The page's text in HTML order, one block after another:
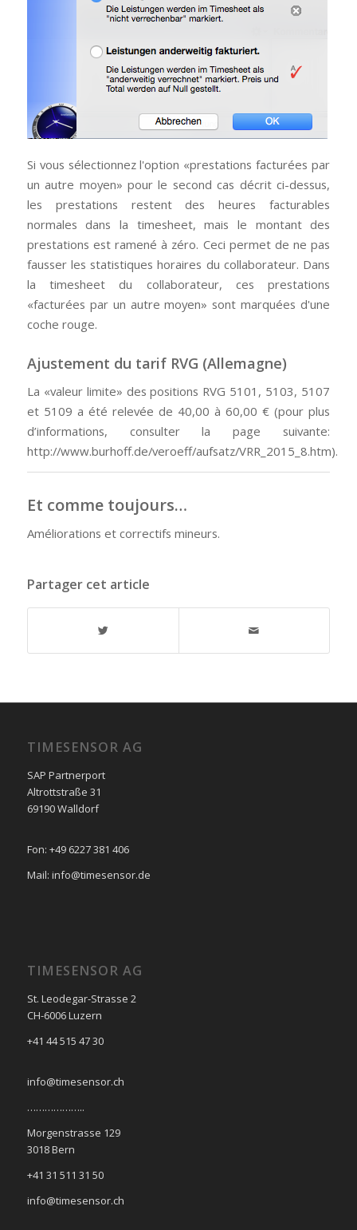
Si vous sélectionnez l'option «prestations facturées par
un autre moyen» pour le second cas décrit ci-dessus,
les prestations restent des heures facturables
normales dans la timesheet, mais le montant des
prestations est ramené à zéro. Ceci permet de ne pas
fausser les statistiques horaires du collaborateur. Dans
la timesheet du collaborateur, ces prestations
«facturées par un autre moyen» sont marquées d'une
coche rouge.
Ajustement du tarif RVG (Allemagne)
La «valeur limite» des positions RVG 5101, 5103, 5107
et 5109 a été relevée de 40,00 à 60,00 € (pour plus
d’informations, consulter la page suivante:
http://www.burhoff.de/veroeff/aufsatz/VRR_2015_8.htm).
Et comme toujours…
Améliorations et correctifs mineurs.
Partager cet article
TIMESENSOR AG
SAP Partnerport
Altrottstraße 31
69190 Walldorf
Fon: +49 6227 381 406
Mail: info@timesensor.de
TIMESENSOR AG
St. Leodegar-Strasse 2
CH-6006 Luzern
+41 44 515 47 30
info@timesensor.ch
………………..
Morgenstrasse 129
3018 Bern
+41 31 511 31 50
info@timesensor.ch